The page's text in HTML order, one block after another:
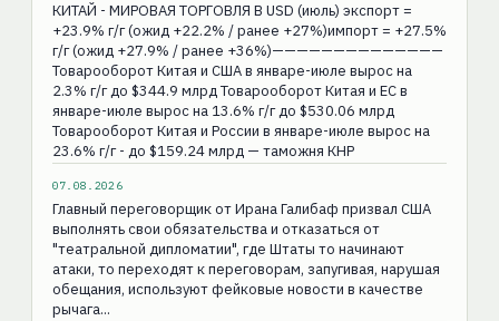
КИТАЙ - МИРОВАЯ ТОРГОВЛЯ В USD (июль) экспорт =
+23.9% г/г (ожид +22.2% / ранее +27%)импорт = +27.5%
г/г (ожид +27.9% / ранее +36%)——————————————
Товарооборот Китая и США в январе-июле вырос на
2.3% г/г до $344.9 млрд Товарооборот Китая и ЕС в
январе-июле вырос на 13.6% г/г до $530.06 млрд
Товарооборот Китая и России в январе-июле вырос на
23.6% г/г - до $159.24 млрд — таможня КНР
07.08.2026
Главный переговорщик от Ирана Галибаф призвал США
выполнять свои обязательства и отказаться от
"театральной дипломатии", где Штаты то начинают
атаки, то переходят к переговорам, запугивая, нарушая
обещания, используют фейковые новости в качестве
рычага...